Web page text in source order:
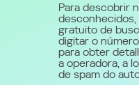
Para descobrir
gratuito de
digitar o
para obter
a operadora, a
de spam do